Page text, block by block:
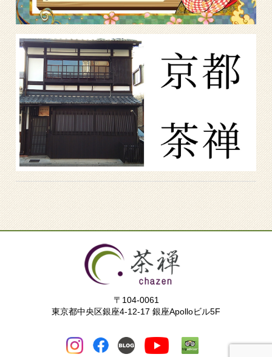
〒104-0061
東京都中央区銀座4-12-17 銀座Apolloビル5F